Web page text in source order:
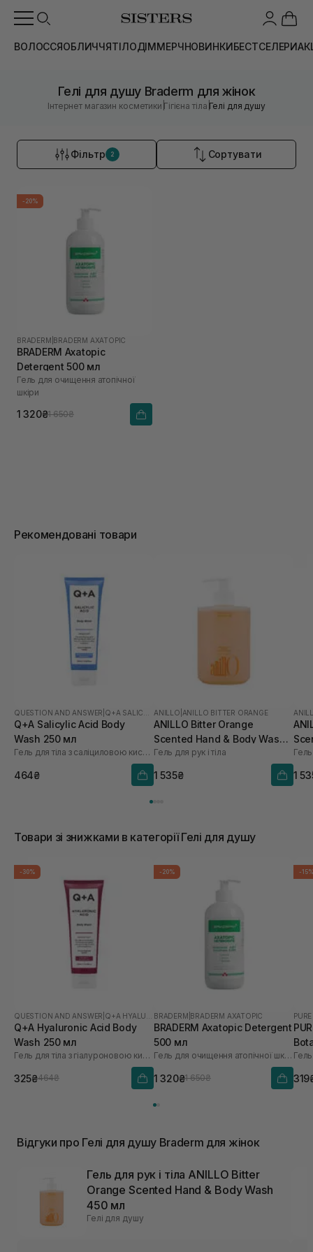
ВОЛОССЯОБЛИЧЧЯТІЛОДІММЕРЧНОВИНКИБЕСТСЕЛЕРИ
Гелі для душу Braderm для жінок
Інтернет магазин косметики |Гігієна тіла |Гелі для душу
Фільтр 2 Сортувати
-20%
BRADERM BRADERM AXATOPIC
BRADERM Axatopic
Detergent 500 мл
Гель для очищення атопічної
шкіри
1 320₴1 650₴
Рекомендовані товари
QUESTION AND ANSWER Q+A SALICYLIC ACID
Q+A Salicylic Acid Body
Wash 250 мл
Гель для тіла з саліциловою кислотою
464₴
ANILLO ANILLO BITTER ORANGE
ANILLO Bitter Orange
Scented Hand & Body Wash
450 мл
Гель для рук і тіла
1 535₴
Гель
1
Товари зі знижками в категорії Гелі для душу
-30%
QUESTION AND ANSWER
Q+A Hyaluronic Acid Body
Wash 250 мл
Гель для тіла з гіалуроновою кислотою
325₴464₴
-20%
BRADERM BRADERM AXATOPIC
BRADERM Axatopic Detergent
500 мл
Гель для очищення атопічної шкіри
1 320₴1 650₴
-
Відгуки про Гелі для душу Braderm для жінок
Гель для рук і тіла ANILLO Bitter
Orange Scented Hand & Body Wash
450 мл
Гелі для душу